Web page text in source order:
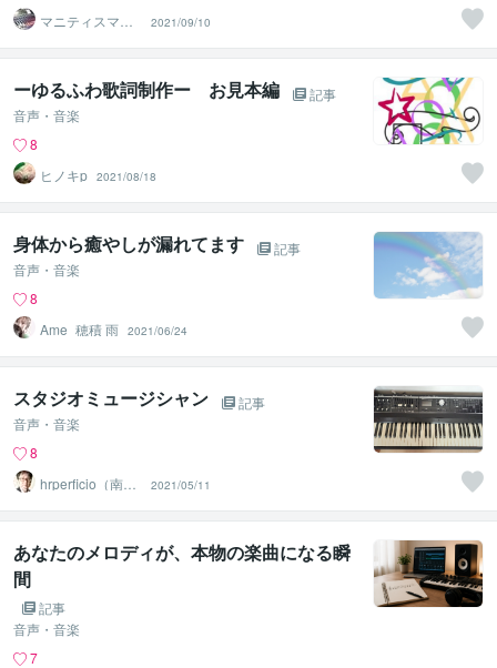
マニティスマニ
2021/09/10
ーゆるふわ歌詞制作ー お見本編
記事
音声・音楽
8
ヒノキp 2021/08/18
身体から癒やしが漏れてます
記事
音声・音楽
8
Ame_穂積 雨 2021/06/24
スタジオミュージシャン
記事
音声・音楽
8
hrperficio（南仙
台の父）
2021/05/11
あなたのメロディが、本物の楽曲になる瞬
間
記事
音声・音楽
7